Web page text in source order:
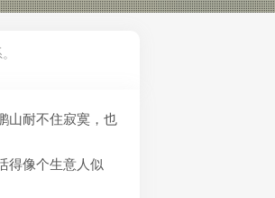
山耐不住寂寞，也
得像个生意人似